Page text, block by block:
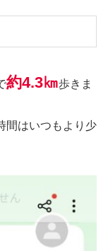
約4.3㎞歩きま
間はいつもより少